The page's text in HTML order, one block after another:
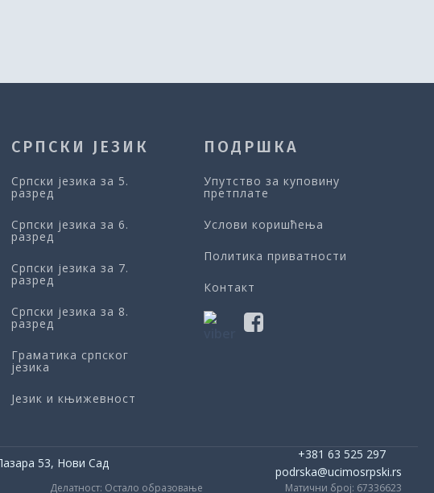
СРПСКИ ЈЕЗИК
Српски језика за 5.
разред
Српски језика за 6.
разред
Српски језика за 7.
разред
Српски језика за 8.
разред
Граматика српског
језика
Језик и књижевност
ПОДРШКА
Упутство за куповину
претплате
Услови коришћења
Политика приватности
Контакт
53, Нови Сад
+381 63 525 297
podrska@ucimosrpski.rs
Делатност: Остало образовање Матични број: 67336623